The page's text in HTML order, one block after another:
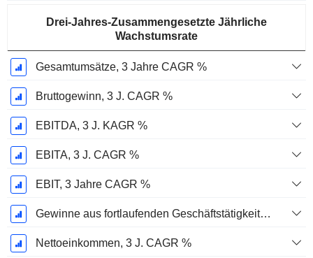
Drei-Jahres-Zusammengesetzte Jährliche
Wachstumsrate
Gesamtumsätze, 3 Jahre CAGR %
Bruttogewinn, 3 J. CAGR %
EBITDA, 3 J. KAGR %
EBITA, 3 J. CAGR %
EBIT, 3 Jahre CAGR %
Gewinne aus fortlaufenden Geschäftstätigkeiten, 3 Jahre KAGR %
Nettoeinkommen, 3 J. CAGR %